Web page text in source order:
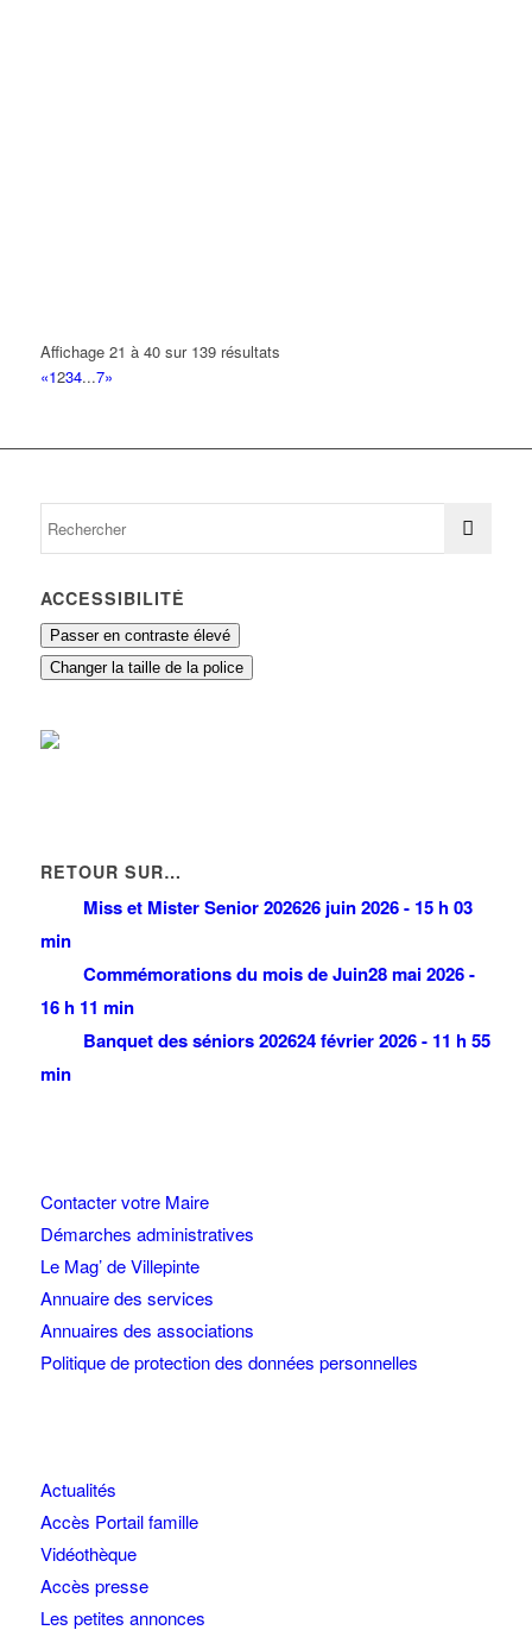
Affichage 21 à 40 sur 139 résultats
«1234...7»
ACCESSIBILITÉ
Passer en contraste élevé
Changer la taille de la police
RETOUR SUR…
Miss et Mister Senior 202626 juin 2026 - 15 h 03
min
Commémorations du mois de Juin28 mai 2026 -
16 h 11 min
Banquet des séniors 202624 février 2026 - 11 h 55
min
Contacter votre Maire
Démarches administratives
Le Mag’ de Villepinte
Annuaire des services
Annuaires des associations
Politique de protection des données personnelles
Actualités
Accès Portail famille
Vidéothèque
Accès presse
Les petites annonces